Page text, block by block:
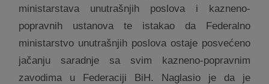
ministarstava unutrašnjih poslova i kazneno-
popravnih ustanova te istakao da Federalno
ministarstvo unutrašnjih poslova ostaje posvećeno
jačanju saradnje sa svim kazneno-popravnim
zavodima u Federaciji BiH. Naglasio je da je